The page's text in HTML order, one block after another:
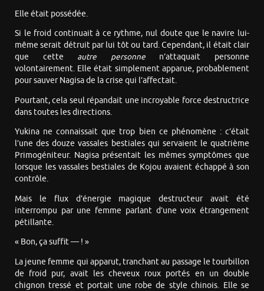
Elle était possédée.
Si le froid continuait à ce rythme, nul doute que le navire lui-
même serait détruit par lui tôt ou tard. Cependant, il était clair
que cette autre personne n’attaquait personne
volontairement. Elle était simplement apparue, probablement
pour sauver Nagisa de la crise qui l’affectait.
Pourtant, cela seul répandait une incroyable force destructrice
dans toutes les directions.
Yukina ne connaissait que trop bien ce phénomène : c’était
l’une des douze vassales bestiales qui servaient le quatrième
Primogéniteur. Nagisa présentait les mêmes symptômes que
lorsque les vassales bestiales de Kojou avaient échappé à son
contrôle.
Mais le flux d’énergie magique destructeur avait été
interrompu par une femme parlant d’une voix étrangement
pétillante.
« Bon, ça suffit — ! »
La jeune femme qui apparut, tranchant au passage le tourbillon
de froid pur, avait les cheveux roux portés en un double
chignon tressé et portait une robe de style chinois. Elle se